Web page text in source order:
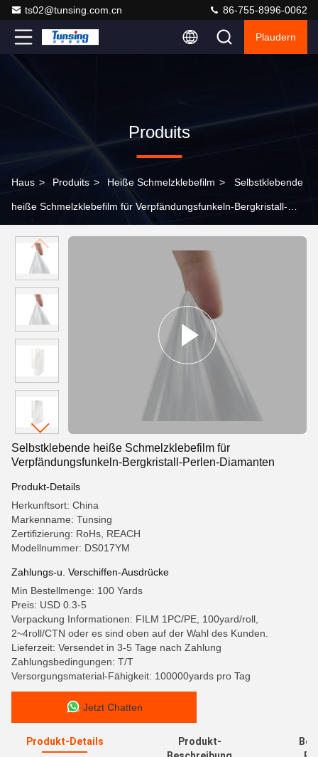
ts02@tunsing.com.cn 86-755-8996-0062
Plaudern
Produits
Haus > Produits > Heiße Schmelzklebefilm > Selbstklebende
heiße Schmelzklebefilm für Verpfändungsfunkeln-Bergkristall-
Selbstklebende heiße Schmelzklebefilm für
Verpfändungsfunkeln-Bergkristall-Perlen-Diamanten
Produkt-Details
Herkunftsort: China
Markenname: Tunsing
Zertifizierung: RoHs, REACH
Modellnummer: DS017YM
Zahlungs-u. Verschiffen-Ausdrücke
Min Bestellmenge: 100 Yards
Preis: USD 0.3-5
Verpackung Informationen: FILM 1PC/PE, 100yard/roll,
2~4roll/CTN oder es sind oben auf der Wahl des Kunden.
Lieferzeit: Versendet in 3-5 Tage nach Zahlung
Zahlungsbedingungen: T/T
Versorgungsmaterial-Fähigkeit: 100000yards pro Tag
Jetzt Chatten
Produkt-Details
Produkt-